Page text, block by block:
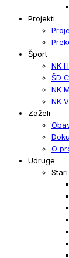
Projekti
Šport
NK
ŠD
NK
NK
Zaželi
O
Udruge